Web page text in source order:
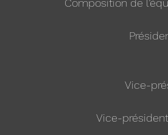
Composition de
Vice-
Vice-président